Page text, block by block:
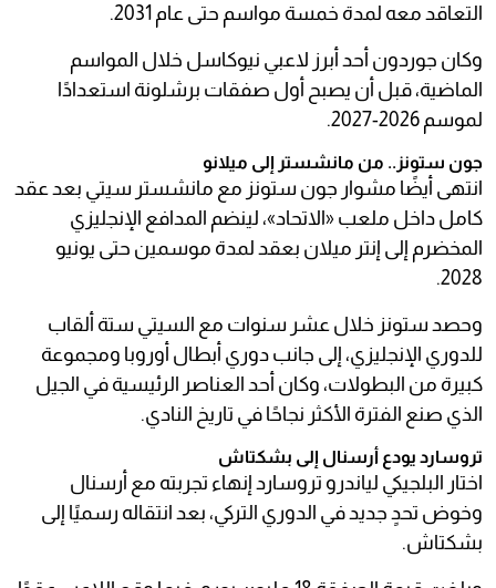
التعاقد معه لمدة خمسة مواسم حتى عام 2031.
وكان جوردون أحد أبرز لاعبي نيوكاسل خلال المواسم
الماضية، قبل أن يصبح أول صفقات برشلونة استعدادًا
لموسم 2026-2027.
جون ستونز.. من مانشستر إلى ميلانو
انتهى أيضًا مشوار جون ستونز مع مانشستر سيتي بعد عقد
كامل داخل ملعب «الاتحاد»، لينضم المدافع الإنجليزي
المخضرم إلى إنتر ميلان بعقد لمدة موسمين حتى يونيو
2028.
وحصد ستونز خلال عشر سنوات مع السيتي ستة ألقاب
للدوري الإنجليزي، إلى جانب دوري أبطال أوروبا ومجموعة
كبيرة من البطولات، وكان أحد العناصر الرئيسية في الجيل
الذي صنع الفترة الأكثر نجاحًا في تاريخ النادي.
تروسارد يودع أرسنال إلى بشكتاش
اختار البلجيكي لياندرو تروسارد إنهاء تجربته مع أرسنال
وخوض تحدٍ جديد في الدوري التركي، بعد انتقاله رسميًا إلى
بشكتاش.